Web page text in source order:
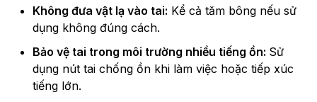
Không đưa vật lạ vào tai: Kể cả tăm bông nếu sử
dụng không đúng cách.
Bảo vệ tai trong môi trường nhiều tiếng ồn: Sử
dụng nút tai chống ồn khi làm việc hoặc tiếp xúc
tiếng lớn.